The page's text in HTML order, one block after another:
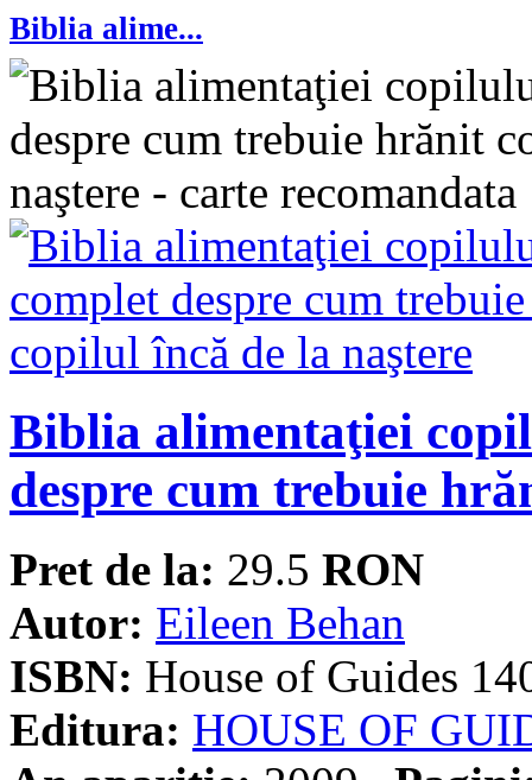
Biblia alime...
Biblia alimentaţiei
despre cum trebuie
Pret de la: 29.5 RON
Autor: Eileen Behan
ISBN: House of Guides
Editura: HOUSE OF